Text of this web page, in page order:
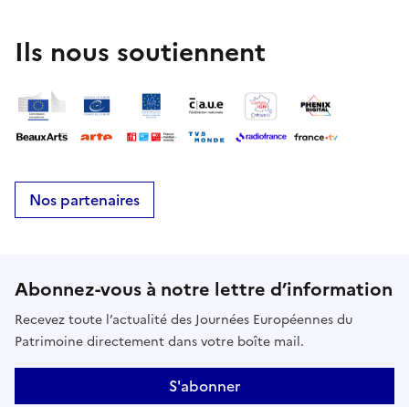
Ils nous soutiennent
Nos partenaires
Abonnez-vous à notre lettre d’information
Recevez toute l’actualité des Journées Européennes du
Patrimoine directement dans votre boîte mail.
S'abonner